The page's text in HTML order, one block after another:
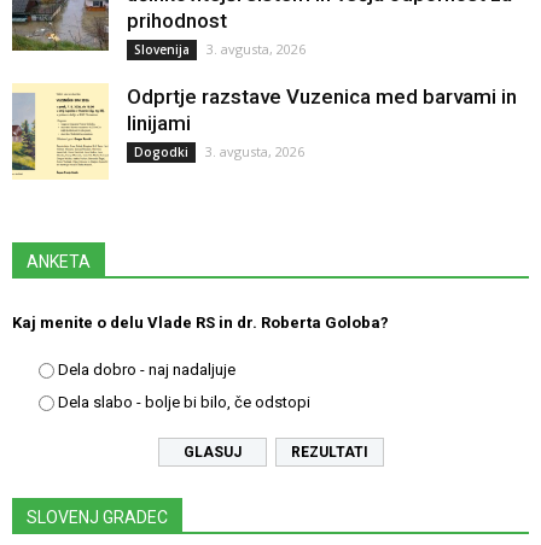
prihodnost
Slovenija 3. avgusta, 2026
Odprtje razstave Vuzenica med barvami in
linijami
Dogodki 3. avgusta, 2026
ANKETA
Kaj menite o delu Vlade RS in dr. Roberta Goloba?
Dela dobro - naj nadaljuje
Dela slabo - bolje bi bilo, če odstopi
REZULTATI
SLOVENJ GRADEC